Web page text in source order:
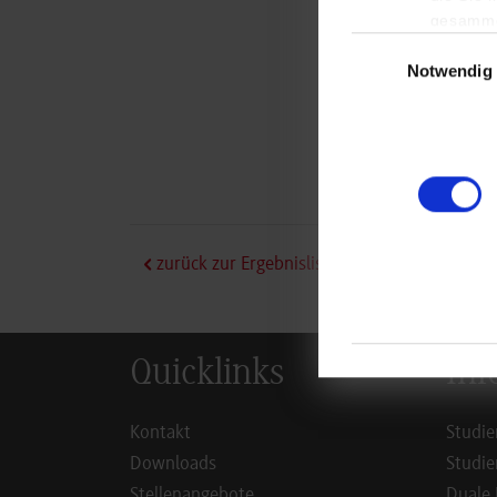
Notwendig
zurück zur Ergebnisliste
Quicklinks
Kontakt
Downloads